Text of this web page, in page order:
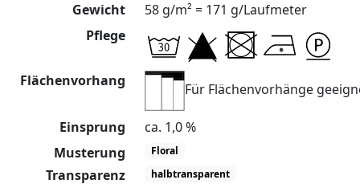
Gewicht
58 g/m² = 171 g/Laufmeter
Pflege
Flächenvorhang
Für Flächenvorhänge
Einsprung
ca. 1,0 %
Musterung
Floral
Transparenz halbtransparent